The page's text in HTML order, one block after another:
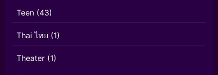
Teen (43)
Thai ไทย (1)
Theater (1)